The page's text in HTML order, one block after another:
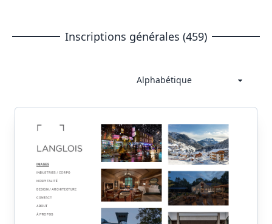
Inscriptions générales (459)